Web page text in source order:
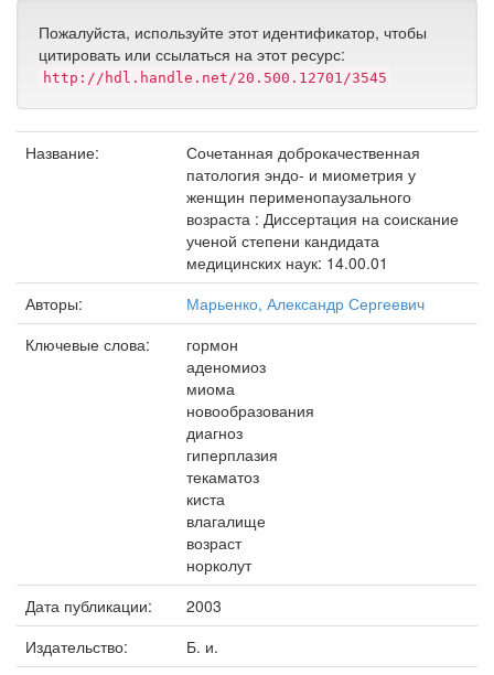
Пожалуйста, используйте этот идентификатор, чтобы
цитировать или ссылаться на этот ресурс:
http://hdl.handle.net/20.500.12701/3545
Название:
Сочетанная доброкачественная
патология эндо- и миометрия у
женщин перименопаузального
возраста : Диссертация на соискание
ученой степени кандидата
медицинских наук: 14.00.01
Авторы:
Марьенко, Александр Сергеевич
Ключевые слова:
гормон
аденомиоз
миома
новообразования
диагноз
гиперплазия
текаматоз
киста
влагалище
возраст
норколут
Дата публикации:
2003
Издательство:
Б. и.